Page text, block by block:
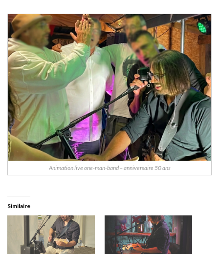
Animation live one-man-band – anniversaire 50 ans
Similaire